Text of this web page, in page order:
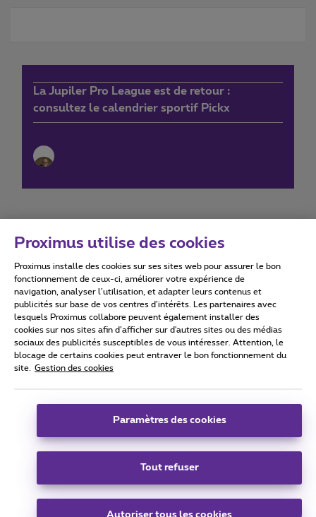
La Jupiler Pro League est de retour :
consultez le calendrier sportif Pickx
Conditions d'utilisation Accessibility statement
Tous droits réservés. © 2026
Conditions générales, info consommateur
Coordonnées de l’entreprise
Boulevard du Roi Albert II 27 - B-1030 Bruxelles.
Carrier & Wholesale Solutions
Proximus utilise des cookies
Proximus installe des cookies sur ses sites web pour assurer le bon
fonctionnement de ceux-ci, améliorer votre expérience de
navigation, analyser l’utilisation, et adapter leurs contenus et
publicités sur base de vos centres d’intérêts. Les partenaires avec
lesquels Proximus collabore peuvent également installer des
cookies sur nos sites afin d’afficher sur d'autres sites ou des médias
sociaux des publicités susceptibles de vous intéresser. Attention, le
blocage de certains cookies peut entraver le bon fonctionnement du
site.
Gestion des cookies
Paramètres des cookies
Tout refuser
Autoriser tous les cookies